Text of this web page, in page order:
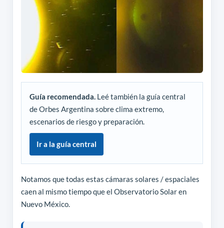
Guía recomendada.Leé también la guía central
de Orbes Argentina sobre clima extremo,
escenarios de riesgo y preparación.
Ir a la guía central
Notamos que todas estas cámaras solares / espaciales
caen al mismo tiempo que el Observatorio Solar en
Nuevo México.